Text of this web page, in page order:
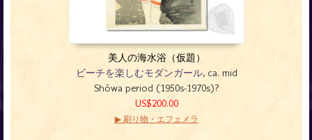
美人の海水浴（仮題）
ビーチを楽しむモダンガール, ca. mid
Shōwa period (1950s-1970s)?
US$200.00
▶ 刷り物・エフェメラ